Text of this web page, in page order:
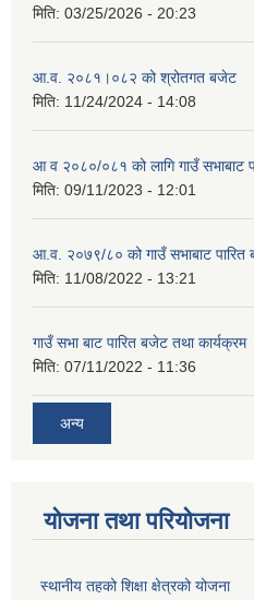
मिति: 03/25/2026 - 20:23
आ.व. २०८१।०८२ को श्रोतगत बजेट
मिति: 11/24/2024 - 14:08
आ व २०८०/०८१ को लागि गाउँ सभाबाट
मिति: 09/11/2023 - 12:01
आ.व. २०७९/८० को गाउँ सभाबाट पारित
मिति: 11/08/2022 - 13:21
गाउँ सभा बाट पारित बजेट तथा कार्यक्रम
मिति: 07/11/2022 - 11:36
अन्य
योजना तथा परियोजना
स्थानीय तहको शिक्षा क्षेत्रको योजना